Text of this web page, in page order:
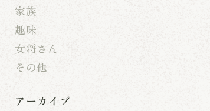
家族
趣味
女将さん
その他
アーカイブ